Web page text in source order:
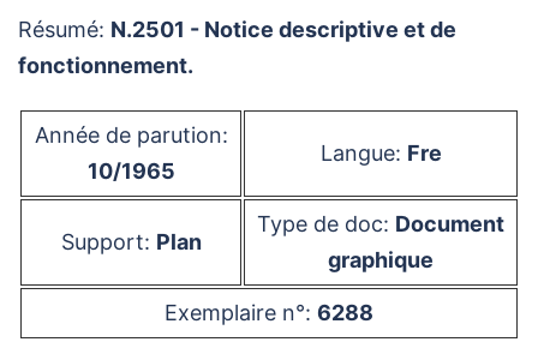
Résumé: N.2501 - Notice descriptive et de
fonctionnement.
Année de parution:
10/1965
Langue: Fre
Support: Plan
Type de doc: Document
graphique
Exemplaire n°: 6288